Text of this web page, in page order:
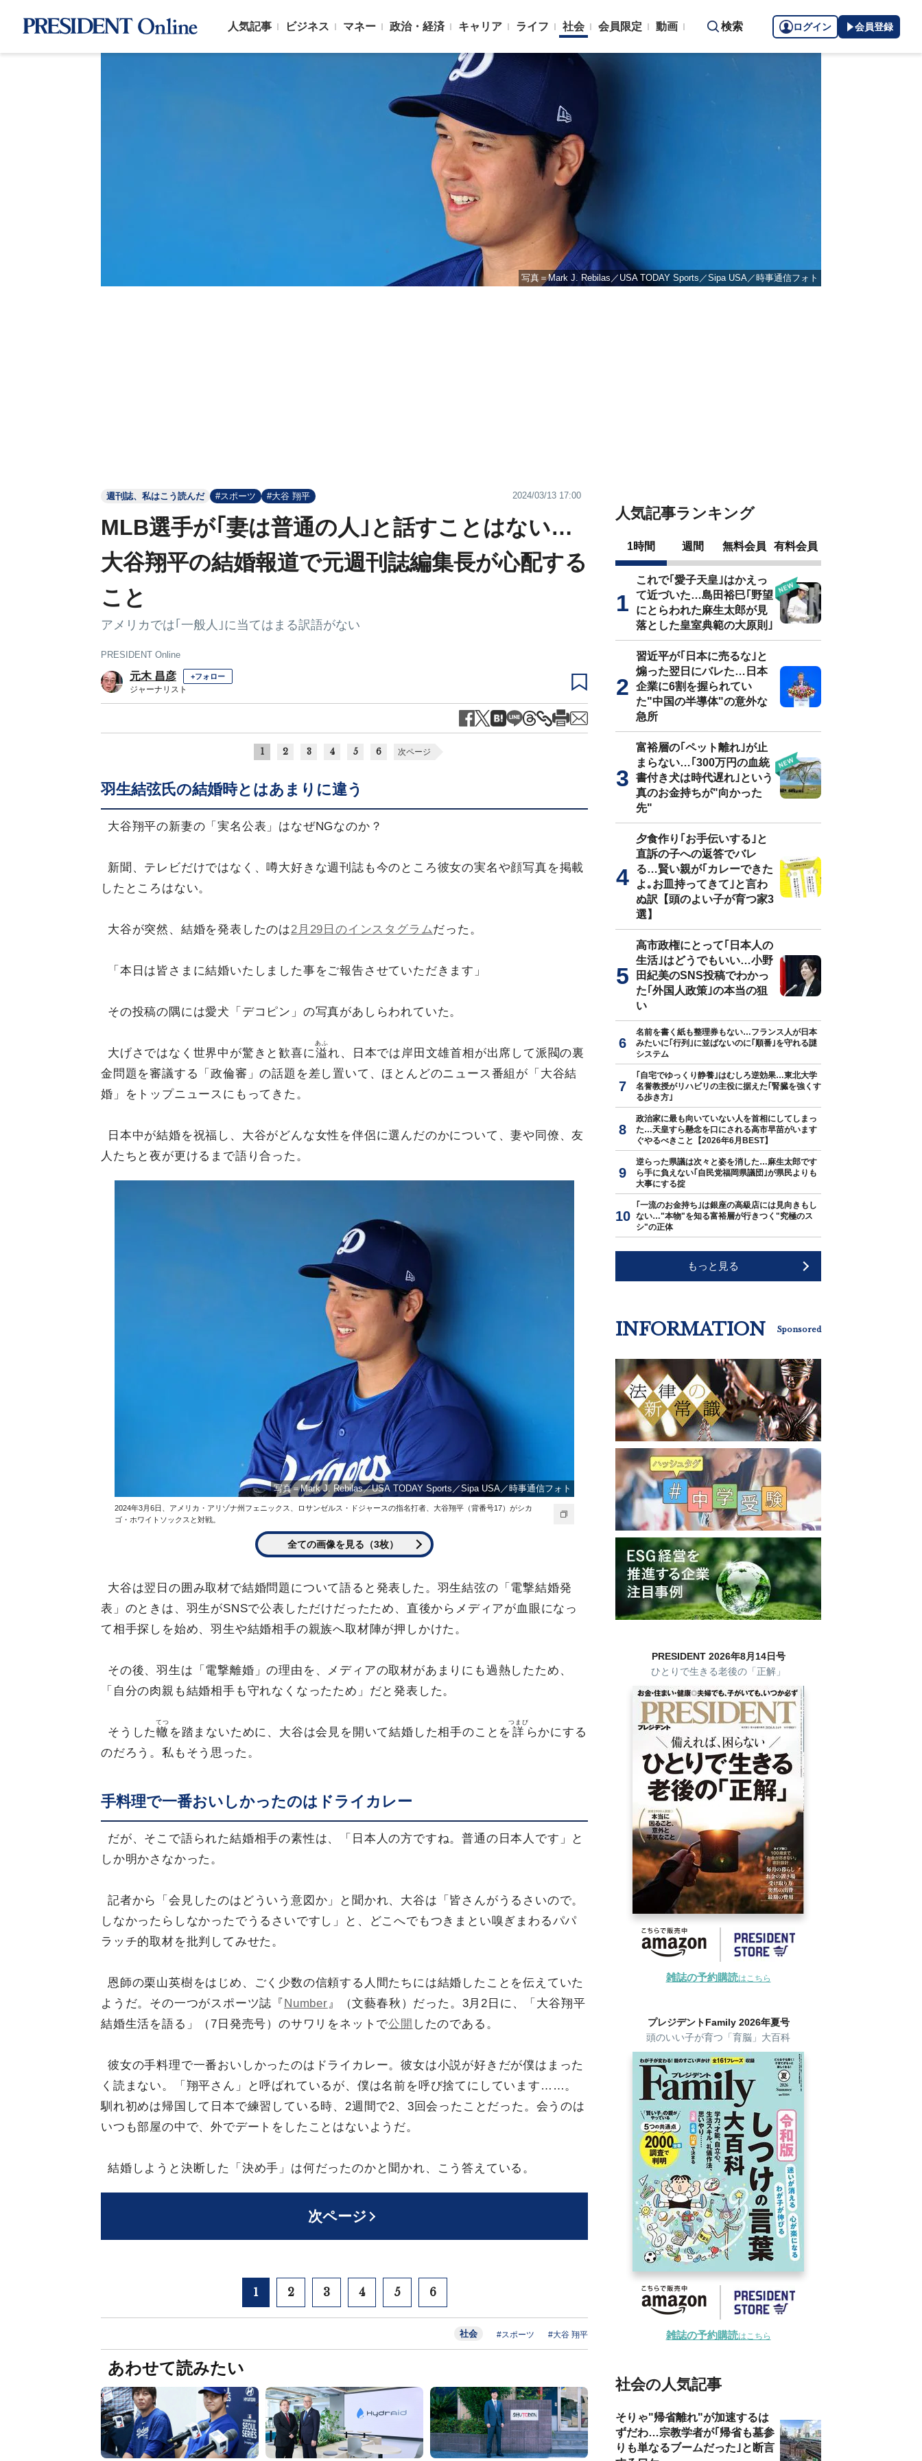
人気記事 ビジネス マネー 政治・経済 キャリア ライフ 社会 会員限定 動画 検索 ログイン 会員登録
写真＝Mark J. Rebilas／USA TODAY Sports／Sipa USA／時事通信フォト
週刊誌、私はこう読んだ #スポーツ #大谷 翔平 2024/03/13 17:00
MLB選手が｢妻は普通の人｣と話すことはない…
大谷翔平の結婚報道で元週刊誌編集長が心配する
こと
アメリカでは｢一般人｣に当てはまる訳語がない
PRESIDENT Online
元木 昌彦 +フォロー
ジャーナリスト
1 2 3 4 5 6 次ページ
羽生結弦氏の結婚時とはあまりに違う
大谷翔平の新妻の「実名公表」はなぜNGなのか？
新聞、テレビだけではなく、噂大好きな週刊誌も今のところ彼女の実名や顔写真を掲載
したところはない。
大谷が突然、結婚を発表したのは2月29日のインスタグラムだった。
「本日は皆さまに結婚いたしました事をご報告させていただきます」
その投稿の隅には愛犬「デコピン」の写真があしらわれていた。
大げさではなく世界中が驚きと歓喜に溢
あふ
れ、日本では岸田文雄首相が出席して派閥の裏
金問題を審議する「政倫審」の話題を差し置いて、ほとんどのニュース番組が「大谷結
婚」をトップニュースにもってきた。
日本中が結婚を祝福し、大谷がどんな女性を伴侶に選んだのかについて、妻や同僚、友
人たちと夜が更けるまで語り合った。
写真＝Mark J. Rebilas／USA TODAY Sports／Sipa USA／時事通信フォト
2024年3月6日、アメリカ・アリゾナ州フェニックス、ロサンゼルス・ドジャースの指名打者、大谷翔平（背番号17）がシカ
ゴ・ホワイトソックスと対戦。
全ての画像を見る（3枚）
大谷は翌日の囲み取材で結婚問題について語ると発表した。羽生結弦の「電撃結婚発
表」のときは、羽生がSNSで公表しただけだったため、直後からメディアが血眼になっ
て相手探しを始め、羽生や結婚相手の親族へ取材陣が押しかけた。
その後、羽生は「電撃離婚」の理由を、メディアの取材があまりにも過熱したため、
「自分の肉親も結婚相手も守れなくなったため」だと発表した。
そうした轍
てつ
を踏まないために、大谷は会見を開いて結婚した相手のことを 詳
つまび
らかにする
のだろう。私もそう思った。
手料理で一番おいしかったのはドライカレー
だが、そこで語られた結婚相手の素性は、「日本人の方ですね。普通の日本人です」と
しか明かさなかった。
記者から「会見したのはどういう意図か」と聞かれ、大谷は「皆さんがうるさいので。
しなかったらしなかったでうるさいですし」と、どこへでもつきまとい嗅ぎまわるパパ
ラッチ的取材を批判してみせた。
恩師の栗山英樹をはじめ、ごく少数の信頼する人間たちには結婚したことを伝えていた
ようだ。その一つがスポーツ誌『 Number』（文藝春秋）だった。3月2日に、「大谷翔平
結婚生活を語る」（7日発売号）のサワリをネットで公開 したのである。
彼女の手料理で一番おいしかったのはドライカレー。彼女は小説が好きだが僕はまった
く読まない。「翔平さん」と呼ばれているが、僕は名前を呼び捨てにしています……。
馴れ初めは帰国して日本で練習している時、2週間で2、3回会ったことだった。会うのは
いつも部屋の中で、外でデートをしたことはないようだ。
結婚しようと決断した「決め手」は何だったのかと聞かれ、こう答えている。
次ページ
1 2 3 4 5 6
社会 #スポーツ #大谷 翔平
あわせて読みたい
人気記事ランキング
1時間 週間 無料会員 有料会員
これで｢愛子天皇｣はかえっ
て近づいた…島田裕巳｢野望
にとらわれた麻生太郎が見
落とした皇室典範の大原則｣
習近平が｢日本に売るな｣と
煽った翌日にバレた…日本
企業に6割を握られてい
た"中国の半導体"の意外な
急所
富裕層の｢ペット離れ｣が止
まらない…｢300万円の血統
書付き犬は時代遅れ｣という
真のお金持ちが"向かった
先"
夕食作り｢お手伝いする｣と
直訴の子への返答でバレ
る…賢い親が｢カレーできた
よ｡お皿持ってきて｣と言わ
ぬ訳【頭のよい子が育つ家3
選】
高市政権にとって｢日本人の
生活｣はどうでもいい…小野
田紀美のSNS投稿でわかっ
た｢外国人政策｣の本当の狙
い
名前を書く紙も整理券もない…フランス人が日本
みたいに｢行列｣に並ばないのに｢順番｣を守れる謎
システム
｢自宅でゆっくり静養｣はむしろ逆効果…東北大学
名誉教授がリハビリの主役に据えた｢腎臓を強くす
る歩き方｣
政治家に最も向いていない人を首相にしてしまっ
た…天皇すら懸念を口にされる高市早苗がいます
ぐやるべきこと【2026年6月BEST】
逆らった県議は次々と姿を消した…麻生太郎です
ら手に負えない｢自民党福岡県議団｣が県民よりも
大事にする掟
｢一流のお金持ち｣は銀座の高級店には見向きもし
ない…"本物"を知る富裕層が行きつく"究極のス
シ"の正体
もっと見る
INFORMATION Sponsored
PRESIDENT 2026年8月14日号
ひとりで生きる老後の「正解」
雑誌の予約購読はこちら
プレジデントFamily 2026年夏号
頭のいい子が育つ「育脳」大百科
雑誌の予約購読はこちら
社会の人気記事
そりゃ"帰省離れ"が加速するは
ずだわ…宗教学者が｢帰省も墓参
りも単なるブームだった｣と断言